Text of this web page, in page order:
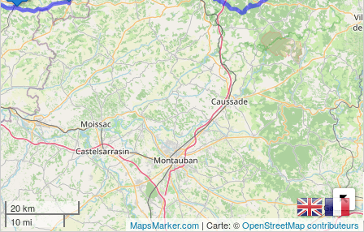
20 km
10 mi
MapsMarker.com | Carte: ©OpenStreetMap contributeurs